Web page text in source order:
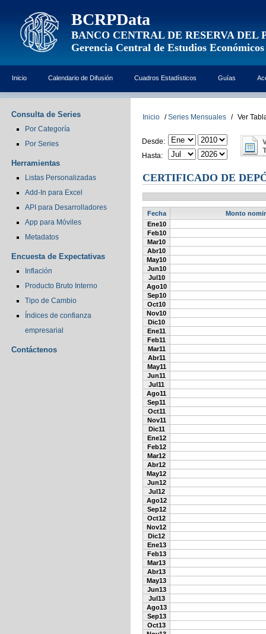
BCRPData
BANCO CENTRAL DE RESERVA DEL
Gerencia Central de Estudios Económicos
Inicio Calendario de Difusión Cuadros Estadísticos Guías
Consulta de Series
Por Categoría
Por Series
Herramientas
Listas Personalizadas
Add-In para Excel
API para Desarrolladores
App para Móviles
Metadatos
Encuesta de Expectativas
Inflación
Producto Bruto Interno
Tipo de Cambio
Índices de confianza
empresarial
Contáctenos
Inicio / Series Mensuales / Ver
Desde:
Hasta:
CERTIFICADO DE
Fecha
Monto
Ene10
Feb10
Mar10
Abr10
May10
Jun10
Jul10
Ago10
Sep10
Oct10
Nov10
Dic10
Ene11
Feb11
Mar11
Abr11
May11
Jun11
Jul11
Ago11
Sep11
Oct11
Nov11
Dic11
Ene12
Feb12
Mar12
Abr12
May12
Jun12
Jul12
Ago12
Sep12
Oct12
Nov12
Dic12
Ene13
Feb13
Mar13
Abr13
May13
Jun13
Jul13
Ago13
Sep13
Oct13